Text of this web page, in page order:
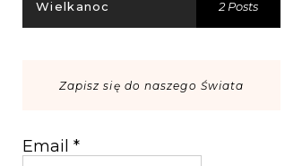
Wielkanoc 2 Posts
Zapisz się do naszego Świata
Email *